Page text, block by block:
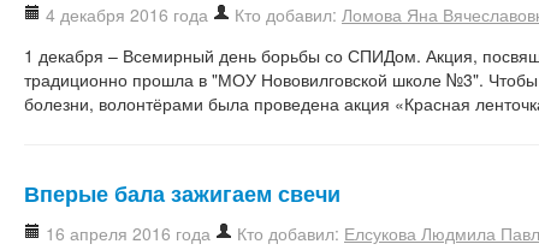
4 декабря 2016 года Кто добавил: Ломова Яна
1 декабря – Всемирный день борьбы со СПИДом. Акция,
традиционно прошла в "МОУ Нововилговской школе №3". Чтобы
болезни, волонтёрами была проведена акция «Красная
Вперые бала зажигаем свечи
16 апреля 2016 года Кто добавил: Елсукова Людмила